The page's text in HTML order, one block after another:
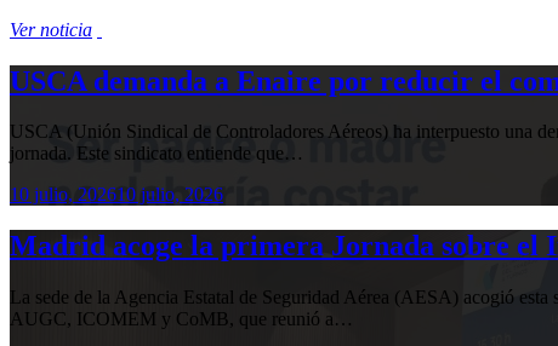
Ver noticia
USCA demanda a Enaire por reducir el
USCA (Unión Sindical de Controladores Aéreos) ha interpuesto una
jornada. Este sindicato entiende que…
10 julio, 202610 julio, 2026
Madrid acoge la primera Jornada sobre el
La sede de la Agencia Estatal de Seguridad Aérea (AESA) acogió
AUGC, ICOMEM y CoMB, que reunió a…